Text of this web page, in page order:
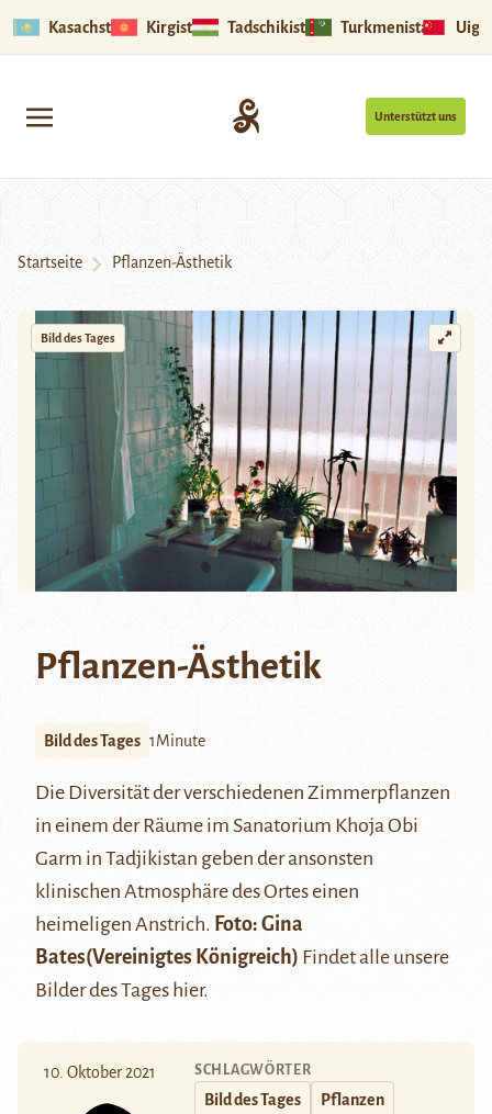
Kasachstan Kirgistan Tadschikistan Turkmenistan
Unterstützt uns
Startseite Pflanzen-Ästhetik
Bild des Tages
Pflanzen-Ästhetik
Bild des Tages 1Minute
Die Diversität der verschiedenen Zimmerpflanzen
in einem der Räume im Sanatorium Khoja Obi
Garm in Tadjikistan geben der ansonsten
klinischen Atmosphäre des Ortes einen
heimeligen Anstrich. Foto: Gina
Bates(Vereinigtes Königreich) Findet alle unsere
Bilder des Tages hier.
10. Oktober 2021 SCHLAGWÖRTER
Bild des Tages Pflanzen